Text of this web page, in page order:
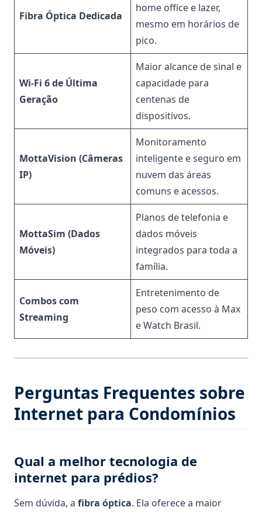
Fibra Óptica Dedicada
home office e lazer,
mesmo em horários de
pico.
Wi-Fi 6 de Última
Geração
Maior alcance de sinal e
capacidade para
centenas de
dispositivos.
MottaVision (Câmeras
IP)
Monitoramento
inteligente e seguro em
nuvem das áreas
comuns e acessos.
MottaSim (Dados
Móveis)
Planos de telefonia e
dados móveis
integrados para toda a
família.
Combos com
Streaming
Entretenimento de
peso com acesso à Max
e Watch Brasil.
Perguntas Frequentes sobre
Internet para Condomínios
Qual a melhor tecnologia de
internet para prédios?
Sem dúvida, a fibra óptica. Ela oferece a maior